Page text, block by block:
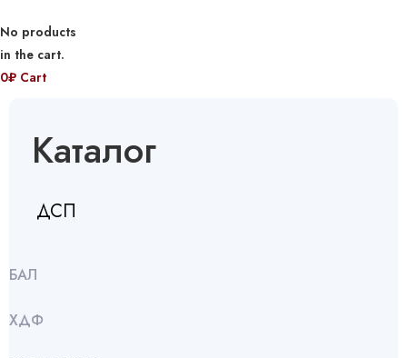
No products
in the cart.
0₽ Cart
Каталог
ДСП
БАЛ
ХДФ